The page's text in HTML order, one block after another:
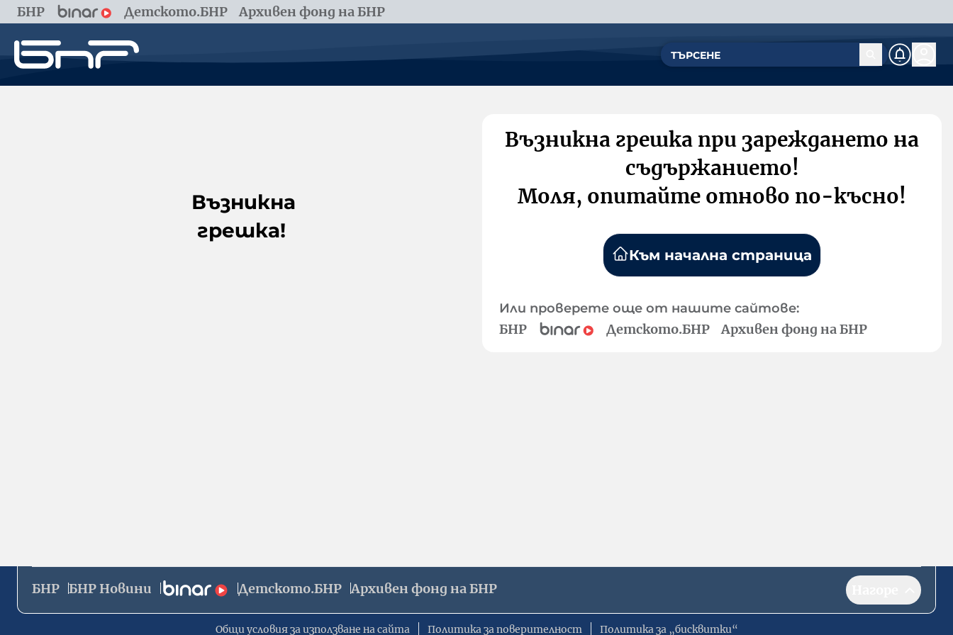
БНР Детското.БНР Архивен фонд на БНР
Възникна
грешка!
Възникна грешка при зареждането на
съдържанието!
Моля, опитайте отново по-късно!
Към начална страница
Или проверете още от нашите сайтове:
БНР Детското.БНР Архивен фонд на БНР
БНР БНР Новини Детското.БНР Архивен фонд на БНР
Общи условия за използване на сайта Политика за поверителност Политика за „бисквитки“